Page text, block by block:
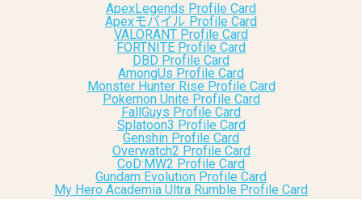
ApexLegends Profile Card
Apexモバイル Profile Card
VALORANT Profile Card
FORTNITE Profile Card
DBD Profile Card
AmongUs Profile Card
Monster Hunter Rise Profile Card
Pokemon Unite Profile Card
FallGuys Profile Card
Splatoon3 Profile Card
Genshin Profile Card
Overwatch2 Profile Card
CoD:MW2 Profile Card
Gundam Evolution Profile Card
My Hero Academia Ultra Rumble Profile Card